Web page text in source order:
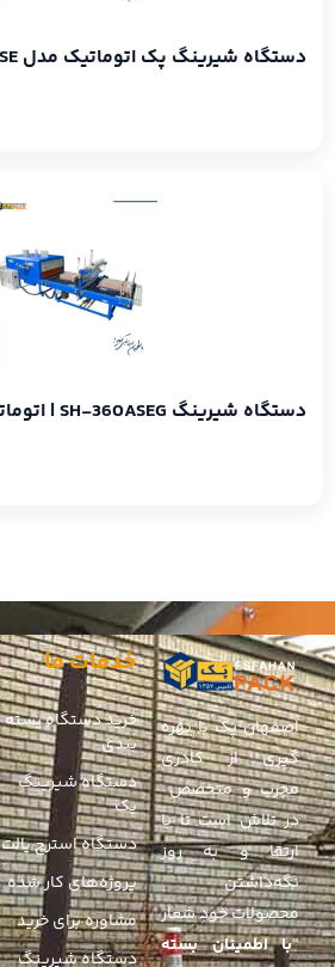
دستگاه شیرینگ پک اتوماتیک مدل SH-360ASE
دستگاه شیرینگ SH-360ASEG | اتوماتیک و عریض
اصفهان پک با بهره
گیری از کادری
مجرب و متخصص
در تلاش است تا با
ارتقا و به روز
نگه‌داشتن
محصولات خود شعار
“با اطمینان بسته
خدمات ما
خرید دستگاه بسته
بندی
دستگاه شیرینگ
پک
دستگاه استرچ پالت
پروژه‌های کار شده
مشاوره برای خرید
دستگاه شیرینگ